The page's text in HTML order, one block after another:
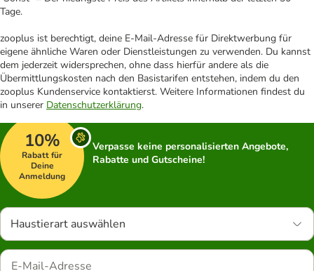
Tage.
zooplus ist berechtigt, deine E-Mail-Adresse für Direktwerbung für
eigene ähnliche Waren oder Dienstleistungen zu verwenden. Du kannst
dem jederzeit widersprechen, ohne dass hierfür andere als die
Übermittlungskosten nach den Basistarifen entstehen, indem du den
zooplus Kundenservice kontaktierst. Weitere Informationen findest du
in unserer Datenschutzerklärung.
10%
Rabatt für
Deine
Anmeldung
Verpasse keine personalisierten Angebote,
Rabatte und Gutscheine!
Haustierart auswählen